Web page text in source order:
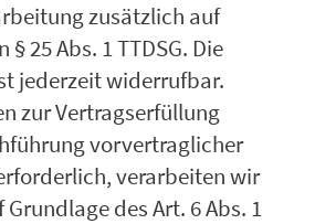
zusätzlich auf
25 Abs. 1 TTDSG. Die
jederzeit widerrufbar.
zur Vertragserfüllung
vorvertraglicher
verarbeiten wir
des Art. 6 Abs. 1